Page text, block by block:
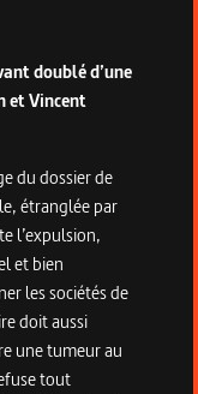
doublé d’une
et Vincent
du dossier de
étranglée par
l’expulsion,
et bien
les sociétés de
doit aussi
une tumeur au
tout